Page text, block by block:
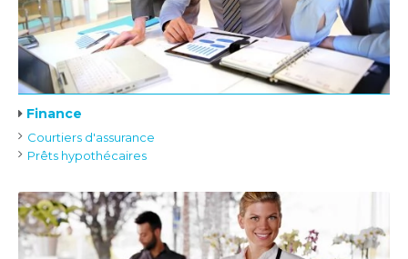
Finance
Courtiers d'assurance
Prêts hypothécaires